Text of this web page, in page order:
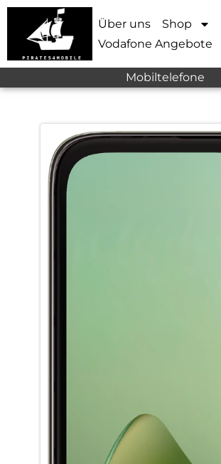
Über uns Shop
Vodafone Angebote
Mobiltelefone